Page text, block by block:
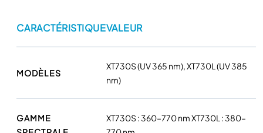
s
c
n
L
CARACTÉRISTIQUEVALEUR
MODÈLES
XT730S (UV 365 nm), XT730L (UV 385
nm)
GAMME
XT730S : 360–770 nm XT730L : 380–